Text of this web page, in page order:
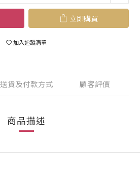
立即購買
加入追蹤清單
送貨及付款方式 顧客評價
商品描述